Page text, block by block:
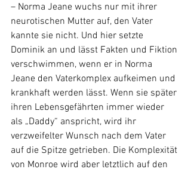
– Norma Jeane wuchs nur mit ihrer
neurotischen Mutter auf, den Vater
kannte sie nicht. Und hier setzte
Dominik an und lässt Fakten und Fiktion
verschwimmen, wenn er in Norma
Jeane den Vaterkomplex aufkeimen und
krankhaft werden lässt. Wenn sie später
ihren Lebensgefährten immer wieder
als „Daddy“ anspricht, wird ihr
verzweifelter Wunsch nach dem Vater
auf die Spitze getrieben. Die Komplexität
von Monroe wird aber letztlich auf den